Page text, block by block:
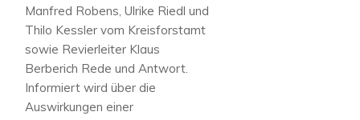
Manfred Robens, Ulrike Riedl und
Thilo Kessler vom Kreisforstamt
sowie Revierleiter Klaus
Berberich Rede und Antwort.
Informiert wird über die
Auswirkungen einer